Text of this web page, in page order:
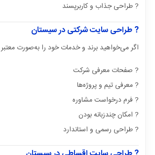
? طراحی جذاب و کاربرپسند
? طراحی سایت شرکتی در سیستان
اگر می‌خواهید برند و خدمات خود را به‌صورت
? صفحات معرفی شرکت
? معرفی تیم و پروژه‌ها
? فرم درخواست مشاوره
? امکان چندزبانه بودن
? طراحی رسمی و استاندارد